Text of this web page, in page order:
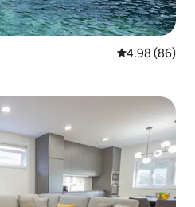
レビュー86件
4.98 (86)